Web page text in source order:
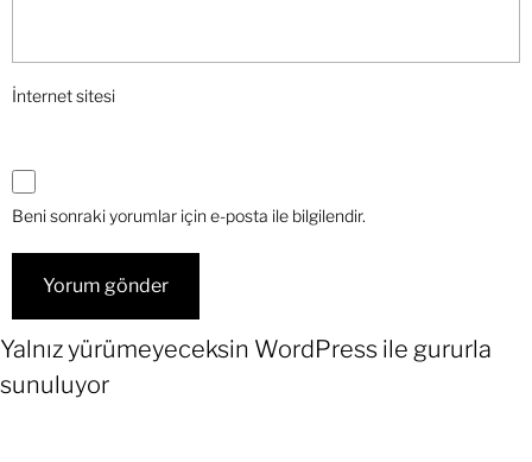
İnternet sitesi
Beni sonraki yorumlar için e-posta ile bilgilendir.
Yalnız yürümeyeceksin WordPress ile gururla
sunuluyor